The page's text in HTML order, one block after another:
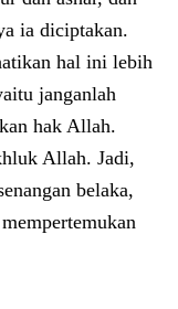
ia diciptakan.
hal ini lebih
janganlah
hak Allah.
Allah. Jadi,
belaka,